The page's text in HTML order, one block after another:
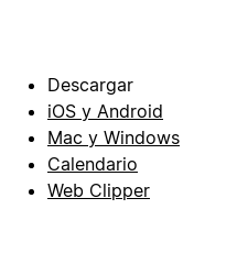
Descargar
iOS y Android
Mac y Windows
Calendario
Web Clipper